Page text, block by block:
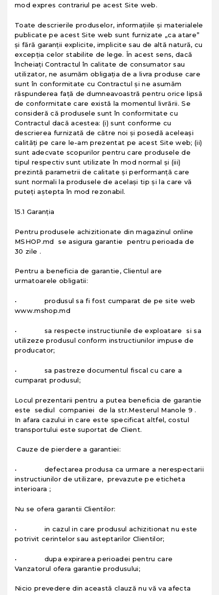
mod expres contrariul pe acest Site web.
Toate descrierile produselor, informaţiile şi materialele
publicate pe acest Site web sunt furnizate „ca atare”
şi fără garanţii explicite, implicite sau de altă natură, cu
excepţia celor stabilite de lege. În acest sens, dacă
încheiaţi Contractul în calitate de consumator sau
utilizator, ne asumăm obligaţia de a livra produse care
sunt în conformitate cu Contractul şi ne asumăm
răspunderea faţă de dumneavoastră pentru orice lipsă
de conformitate care există la momentul livrării. Se
consideră că produsele sunt în conformitate cu
Contractul dacă acestea: (i) sunt conforme cu
descrierea furnizată de către noi şi posedă aceleaşi
calităţi pe care le-am prezentat pe acest Site web; (ii)
sunt adecvate scopurilor pentru care produsele de
tipul respectiv sunt utilizate în mod normal şi (iii)
prezintă parametrii de calitate şi performanţă care
sunt normali la produsele de acelaşi tip şi la care vă
puteţi aştepta în mod rezonabil.
15.1 Garanția
Pentru produsele achizitionate din magazinul online
MSHOP.md se asigura garantie pentru perioada de
30 zile .
Pentru a beneficia de garantie, Clientul are
urmatoarele obligatii:
• produsul sa fi fost cumparat de pe site web
www.mshop.md
• sa respecte instructiunile de exploatare si sa
utilizeze produsul conform instructiunilor impuse de
producator;
• sa pastreze documentul fiscal cu care a
cumparat produsul;
Locul prezentarii pentru a putea beneficia de garantie
este sediul companiei de la str.Mesterul Manole 9 .
In afara cazului in care este specificat altfel, costul
transportului este suportat de Client.
Cauze de pierdere a garantiei:
• defectarea produsa ca urmare a nerespectarii
instructiunilor de utilizare, prevazute pe eticheta
interioara ;
Nu se ofera garantii Clientilor:
• in cazul in care produsul achizitionat nu este
potrivit cerintelor sau asteptarilor Clientilor;
• dupa expirarea perioadei pentru care
Vanzatorul ofera garantie produsului;
Nicio prevedere din această clauză nu vă va afecta